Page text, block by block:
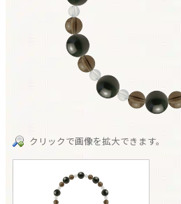
クリックで画像を拡大できます。